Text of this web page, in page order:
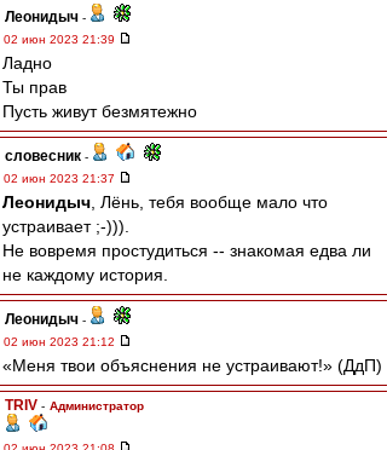
Леонидыч -
02 июн 2023 21:39
Ладно
Ты прав
Пусть живут безмятежно
словесник -
02 июн 2023 21:37
Леонидыч , Лёнь, тебя вообще мало что
устраивает ;-))).
Не вовремя простудиться -- знакомая едва ли
не каждому история.
Леонидыч -
02 июн 2023 21:12
«Меня твои объяснения не устраивают!» (ДдП)
TRIV - Администратор